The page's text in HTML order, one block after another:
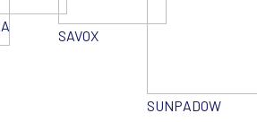
SAVOX
SUNPADOW